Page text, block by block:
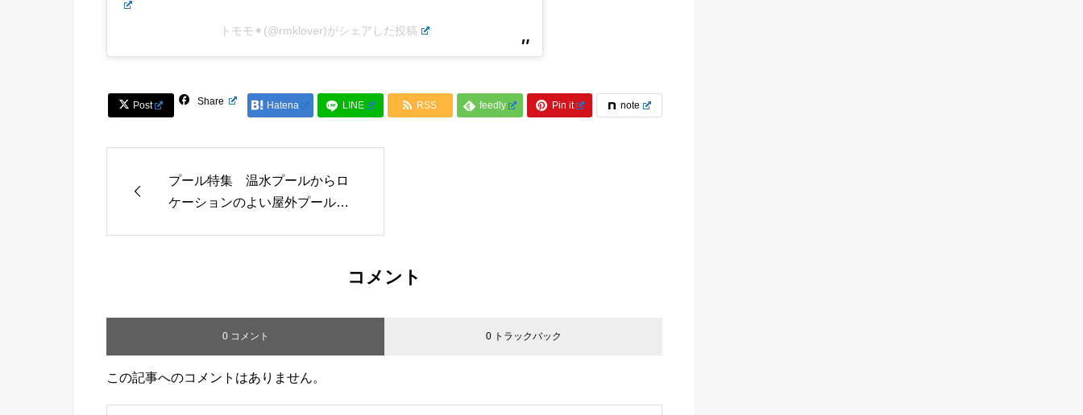
トモモ✴︎(@rmklover)がシェアした投稿
 Post  Share  Hatena LINE  RSS  feedly  Pin it note
プール特集 温水プールからロ
ケーションのよい屋外プールま
コメント
0 コメント 0 トラックバック
この記事へのコメントはありません。